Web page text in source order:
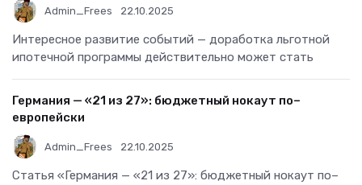
Admin_Frees 22.10.2025
Интересное развитие событий — доработка льготной
ипотечной программы действительно может стать
Германия — «21 из 27»: бюджетный нокаут по–
европейски
Admin_Frees 22.10.2025
Статья «Германия — «21 из 27»: бюджетный нокаут по–